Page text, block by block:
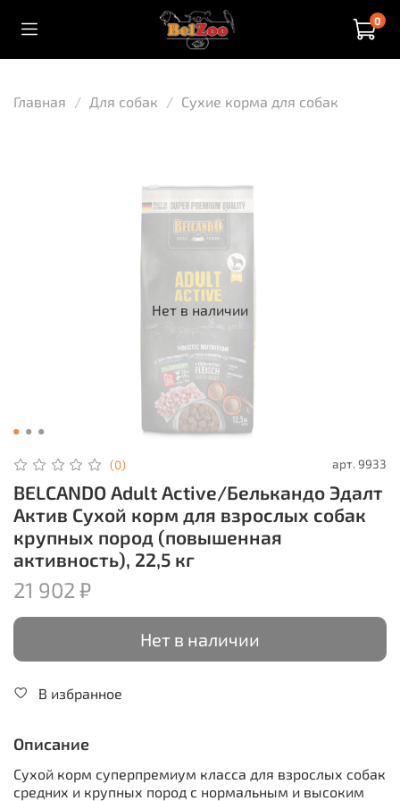
0
Главная Для собак Сухие корма для собак
Нет в наличии
(0) арт. 9933
BELCANDO Adult Active/Белькандо Эдалт
Актив Сухой корм для взрослых собак
крупных пород (повышенная
активность), 22,5 кг
21 902 ₽
Нет в наличии
В избранное
Описание
Сухой корм суперпремиум класса для взрослых собак
средних и крупных пород с нормальным и высоким